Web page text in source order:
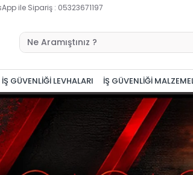
ile Sipariş : 05323671197
İŞ GÜVENLİĞİ LEVHALARI İŞ GÜVENLİĞİ